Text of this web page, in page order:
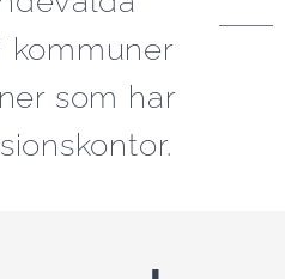
kommuner
som har